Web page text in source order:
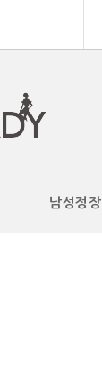
남성정장